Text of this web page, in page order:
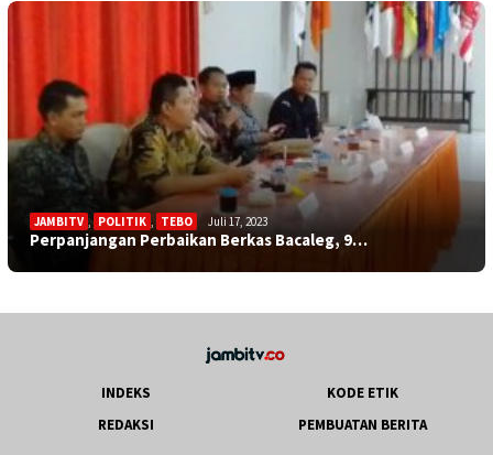
JAMBITV , POLITIK TEBO Juli 17, 2023
Perpanjangan Perbaikan Berkas Bacaleg, 9…
INDEKS
KODE ETIK
REDAKSI
PEMBUATAN BERITA